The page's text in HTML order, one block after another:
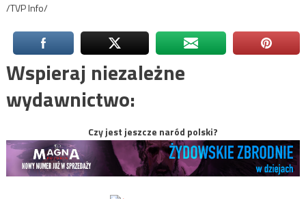
/TVP Info/
Wspieraj niezależne
wydawnictwo:
Czy jest jeszcze naród polski?